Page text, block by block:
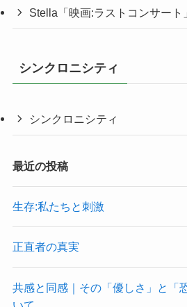
Stella「映画:ラストコンサート
シンクロニシティ
シンクロニシティ
最近の投稿
生存:私たちと刺激
正直者の真実
共感と同感｜その「優しさ」と「